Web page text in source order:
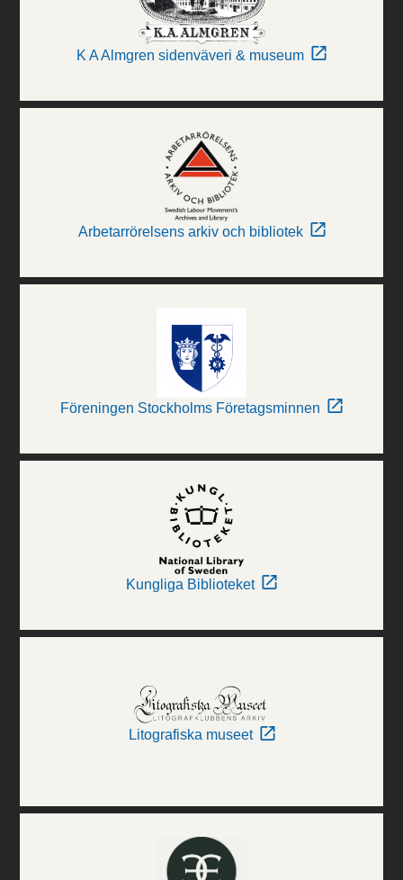
K A Almgren sidenväveri & museum
Arbetarrörelsens arkiv och bibliotek
Föreningen Stockholms Företagsminnen
Kungliga Biblioteket
Litografiska museet